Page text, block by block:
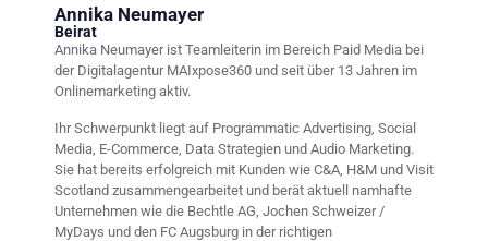
Annika Neumayer
Beirat
Annika Neumayer ist Teamleiterin im Bereich Paid Media bei
der Digitalagentur MAIxpose360 und seit über 13 Jahren im
Onlinemarketing aktiv.
Ihr Schwerpunkt liegt auf Programmatic Advertising, Social
Media, E-Commerce, Data Strategien und Audio Marketing.
Sie hat bereits erfolgreich mit Kunden wie C&A, H&M und Visit
Scotland zusammengearbeitet und berät aktuell namhafte
Unternehmen wie die Bechtle AG, Jochen Schweizer /
MyDays und den FC Augsburg in der richtigen